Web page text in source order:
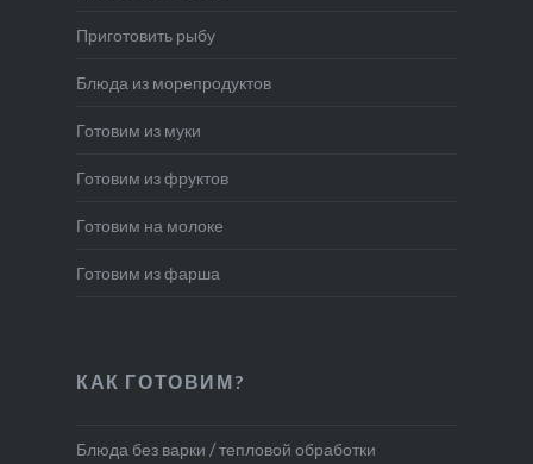
Приготовить рыбу
Блюда из морепродуктов
Готовим из муки
Готовим из фруктов
Готовим на молоке
Готовим из фарша
КАК ГОТОВИМ?
Блюда без варки / тепловой обработки